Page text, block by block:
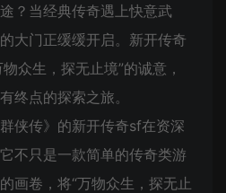
？当经典传奇遇上快意武
大门正缓缓开启。新开传奇
众生，探无止境”的诚意，
终点的探索之旅。
侠传》的新开传奇sf在资深
不只是一款简单的传奇类游
画卷，将“万物众生，探无止